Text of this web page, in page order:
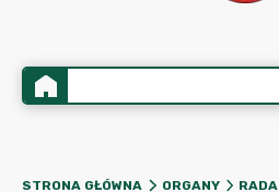
STRONA GŁÓWNA ORGANY RADA